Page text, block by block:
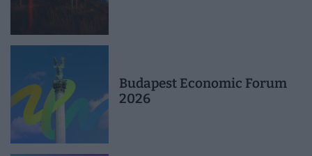
Budapest Economic Forum
2026